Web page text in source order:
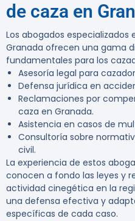
de caza en
Los abogados
Granada ofrecen una gama
fundamentales para los
Asesoría legal para
Defensa jurídica en
Reclamaciones por
caza en Granada.
Asistencia en casos de
Consultoría sobre
civil.
La experiencia de estos
conocen a fondo las leyes y
actividad cinegética en la
una defensa efectiva y
específicas de cada caso.